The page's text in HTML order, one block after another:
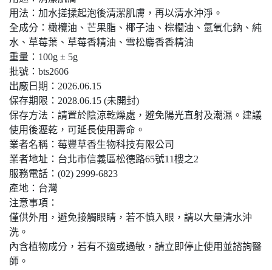
用法：加水搓揉起泡後清潔肌膚，再以清水沖淨。
全成分：橄欖油、芒果脂、椰子油、棕櫚油、氫氧化鈉、純
水、草莓葉、草莓香精油、雪松麝香香精油
重量：100g ± 5g
批號：bts2606
出廠日期：2026.06.15
保存期限：2028.06.15 (未開封)
保存方法：請置於陰涼乾燥處，避免陽光直射及潮濕。建議
使用後瀝乾，可延長使用壽命。
業者名稱：莓豐草香生物科技有限公司
業者地址：台北市信義區松德路65號11樓之2
服務電話：(02) 2999-6823
產地：台灣
注意事項：
僅供外用，避免接觸眼睛，若不慎入眼，請以大量清水沖
洗。
內含植物成分，若有不適或過敏，請立即停止使用並諮詢醫
師。